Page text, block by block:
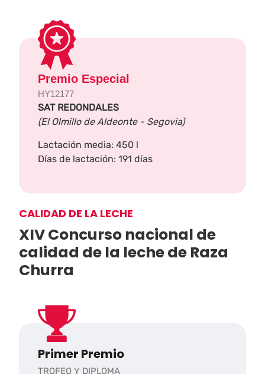
Premio Especial
HY12177
SAT REDONDALES
(El Olmillo de Aldeonte - Segovia)
Lactación media: 450 l
Días de lactación: 191 días
CALIDAD DE LA LECHE
XIV Concurso nacional de
calidad de la leche de Raza
Churra
Primer Premio
TROFEO Y DIPLOMA